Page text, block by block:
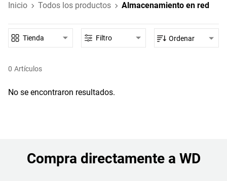
Inicio Todos los productos Almacenamiento en red
0 Artículos
Tienda Filtro Ordenar
No se encontraron resultados.
Compra directamente a WD